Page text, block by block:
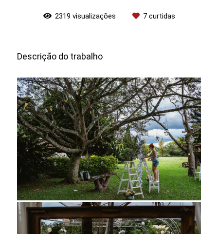
2319 visualizações 7curtidas
Descrição do trabalho